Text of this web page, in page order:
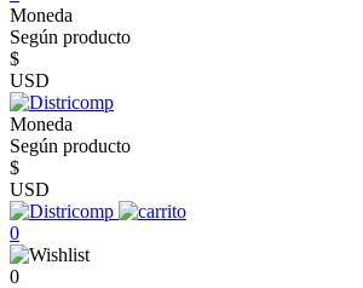
Moneda
Según producto
$
USD
Moneda
Según producto
$
USD
0
0